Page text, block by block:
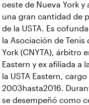
oeste de Nueva York y
una gran cantidad de
de la USTA. Es
la Asociación de
York (CNYTA), árbitro
Eastern y ex afiliada a
la USTA Eastern,
2003hasta2016.
se desempeñó como